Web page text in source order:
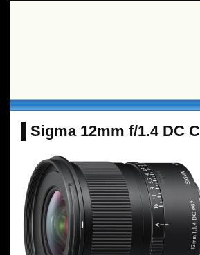
Sigma 12mm f/1.4 DC C